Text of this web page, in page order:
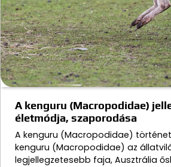
A kenguru (Macropodidae)
életmódja, szaporodása
A kenguru (Macropodidae)
kenguru (Macropodidae) az
legjellegzetesebb faja, Ausztrália